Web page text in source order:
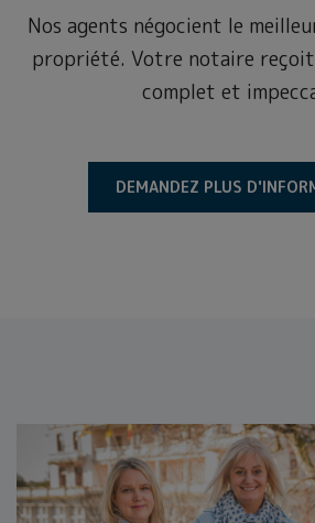
Nos agents négocient le
propriété. Votre notaire
complet et
DEMANDEZ PLUS